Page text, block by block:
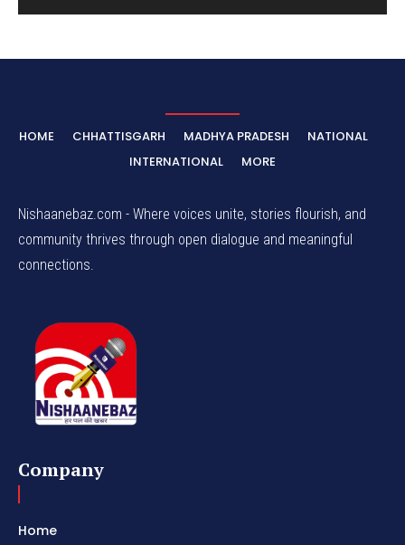
HOME CHHATTISGARH MADHYA PRADESH
NATIONAL
INTERNATIONAL
MORE
Nishaanebaz.com - Where voices unite, stories flourish, and
community thrives through open dialogue and meaningful
connections.
Company
Home